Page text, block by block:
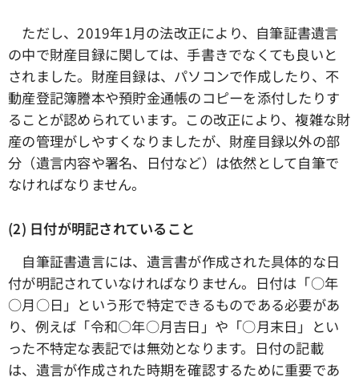
ただし、2019年1月の法改正により、自筆証書遺言
の中で財産目録に関しては、手書きでなくても良いと
されました。財産目録は、パソコンで作成したり、不
動産登記簿謄本や預貯金通帳のコピーを添付したりす
ることが認められています。この改正により、複雑な財
産の管理がしやすくなりましたが、財産目録以外の部
分（遺言内容や署名、日付など）は依然として自筆で
なければなりません。
(2) 日付が明記されていること
自筆証書遺言には、遺言書が作成された具体的な日
付が明記されていなければなりません。日付は「○年
○月○日」という形で特定できるものである必要があ
り、例えば「令和○年○月吉日」や「○月末日」とい
った不特定な表記では無効となります。日付の記載
は、遺言が作成された時期を確認するために重要であ